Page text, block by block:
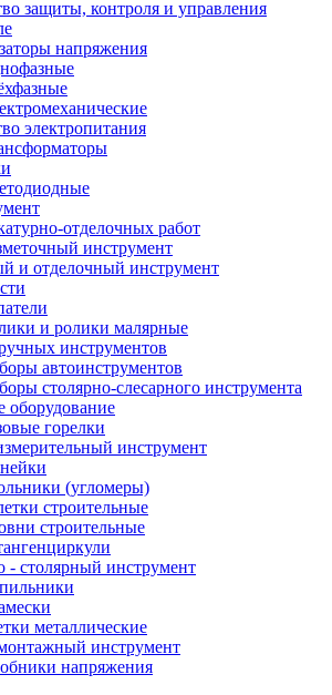
защиты, контроля и управления
напряжения
электропитания
отделочных работ
инструмент
и отделочный инструмент
и ролики малярные
инструментов
автоинструментов
столярно-слесарного инструмента
оборудование
горелки
инструмент
(угломеры)
строительные
строительные
- столярный инструмент
металлические
инструмент
напряжения